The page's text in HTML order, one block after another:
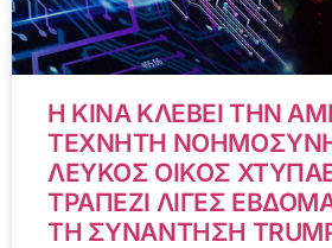
Η ΚΙΝΑ ΚΛΕΒΕΙ ΤΗΝ
ΤΕΧΝΗΤΗ
ΛΕΥΚΟΣ ΟΙΚΟΣ
ΤΡΑΠΕΖΙ ΛΙΓΕΣ
ΤΗ ΣΥΝΑΝΤΗΣΗ